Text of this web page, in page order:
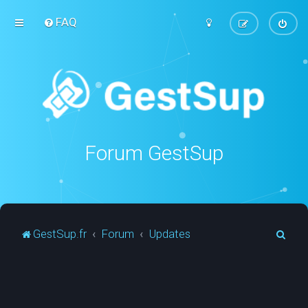
FAQ
Forum GestSup
GestSup.fr Forum Updates